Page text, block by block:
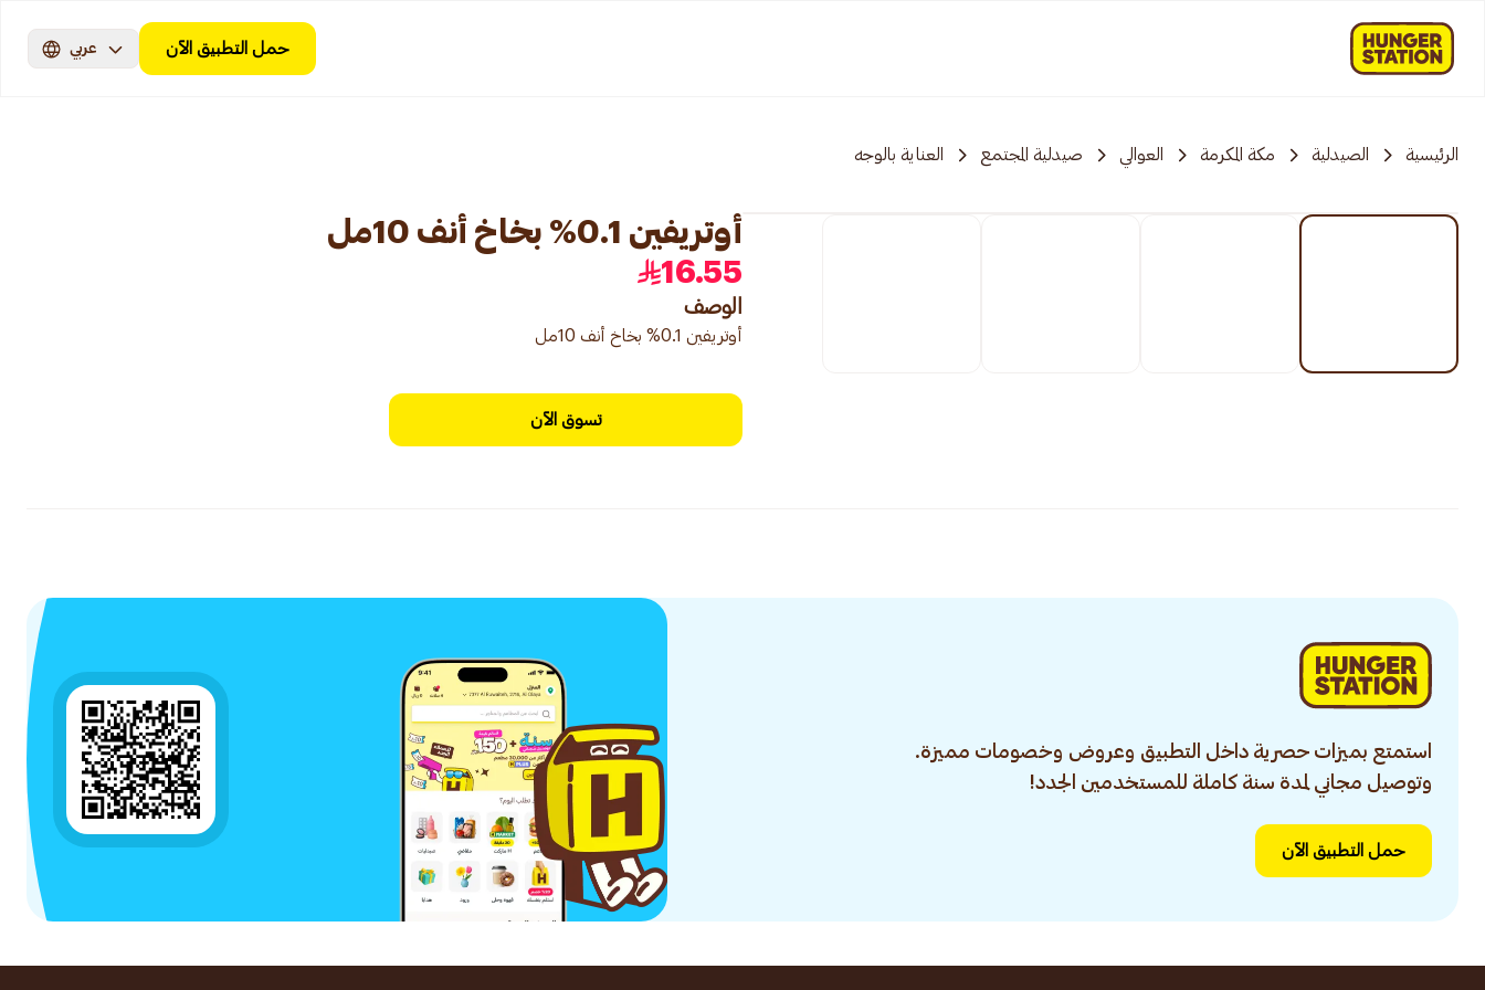
حمل التطبيق الآن عربي
الرئيسية الصيدلية مكة المكرمة العوالي صيدلية المجتمع العناية بالوجه
أوتريفين 0.1% بخاخ أنف 10مل
16.55
الوصف
أوتريفين 0.1% بخاخ أنف 10مل
تسوق الآن
استمتع بميزات حصرية داخل التطبيق وعروض وخصومات مميزة.
وتوصيل مجاني لمدة سنة كاملة للمستخدمين الجدد!
حمل التطبيق الآن